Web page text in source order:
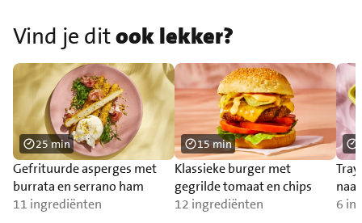
Vind je ditook lekker?
Gefrituurde asperges met
burrata en serrano ham
11 ingrediënten
25 min
Klassieke burger met
gegrilde tomaat en chips
12 ingrediënten
15 min
6